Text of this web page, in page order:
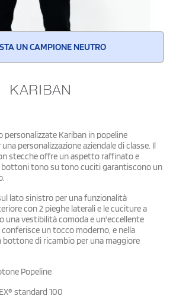
UN CAMPIONE NEUTRO
personalizzate Kariban in popeline
personalizzazione aziendale di classe. Il
stecche offre un aspetto raffinato e
bottoni tono su tono cuciti garantiscono un
lato sinistro per una funzionalità
con 2 pieghe laterali e le cuciture a
una vestibilità comoda e un'eccellente
un tocco moderno, e nella
bottone di ricambio per una maggiore
Popeline
standard 100